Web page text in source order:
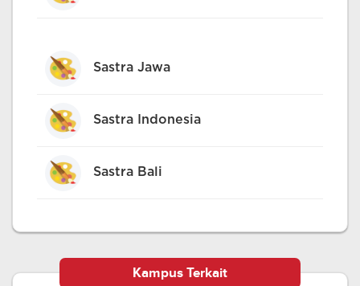
Sastra Jawa
Sastra Indonesia
Sastra Bali
Kampus Terkait